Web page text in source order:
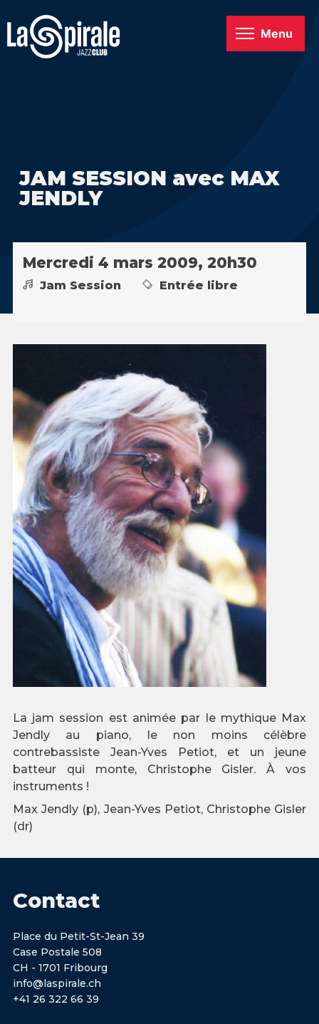
Menu
JAM SESSION avec MAX
JENDLY
Mercredi 4 mars 2009, 20h30
Jam Session Entrée libre
La jam session est animée par le mythique Max
Jendly au piano, le non moins célèbre
contrebassiste Jean-Yves Petiot, et un jeune
batteur qui monte, Christophe Gisler. À vos
instruments !
Max Jendly (p), Jean-Yves Petiot, Christophe Gisler
(dr)
Contact
Place du Petit-St-Jean 39
Case Postale 508
CH - 1701 Fribourg
info@laspirale.ch
+41 26 322 66 39